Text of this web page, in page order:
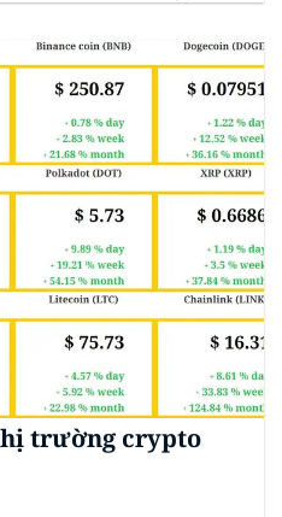
giao dịch tiền điện tử
dịch của...
trường crypto